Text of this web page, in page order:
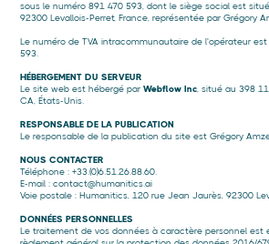
sous le numéro 891 470 593, dont le siège social est
92300 Levallois-Perret, France, représentée par Grégory
Le numéro de TVA intracommunautaire de l'opérateur est
593.
HÉBERGEMENT DU SERVEUR
Le site web est hébergé parWebflow Inc , situé au 398
CA, États-Unis.
RESPONSABLE DE LA PUBLICATION
Le responsable de la publication du site est Grégory
NOUS CONTACTER
Téléphone : +33.(0)6.51.26.88.60.
E-mail :contact@humanitics.ai
Voie postale : Humanitics, 120 rue Jean Jaurès, 92300
DONNÉES PERSONNELLES
Le traitement de vos données à caractère personnel